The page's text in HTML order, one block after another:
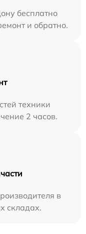
бесплатно
и обратно.
техники
2 часов.
в
складах.